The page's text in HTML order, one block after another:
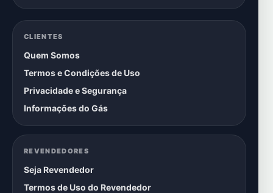
CLIENTES
Quem Somos
Termos e Condições de Uso
Privacidade e Segurança
Informações do Gás
REVENDEDORES
Seja Revendedor
Termos de Uso do Revendedor